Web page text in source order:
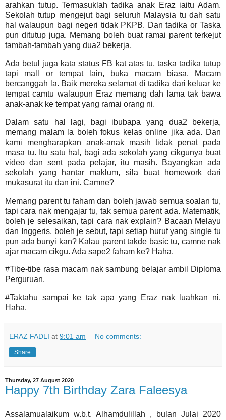
arahkan tutup. Termasuklah tadika anak Eraz iaitu Adam.
Sekolah tutup mengejut bagi seluruh Malaysia tu dah satu
hal walaupun bagi negeri tidak PKPB. Dan tadika or Taska
pun ditutup juga. Memang boleh buat ramai parent terkejut
tambah-tambah yang dua2 bekerja.
Ada betul juga kata status FB kat atas tu, taska tadika tutup
tapi mall or tempat lain, buka macam biasa. Macam
bercanggah la. Baik mereka selamat di tadika dari keluar ke
tempat camtu walaupun Eraz memang dah lama tak bawa
anak-anak ke tempat yang ramai orang ni.
Dalam satu hal lagi, bagi ibubapa yang dua2 bekerja,
memang malam la boleh fokus kelas online jika ada. Dan
kami mengharapkan anak-anak masih tidak penat pada
masa tu. Itu satu hal, bagi ada sekolah yang cikgunya buat
video dan sent pada pelajar, itu masih. Bayangkan ada
sekolah yang hantar maklum, sila buat homework dari
mukasurat itu dan ini. Camne?
Memang parent tu faham dan boleh jawab semua soalan tu,
tapi cara nak mengajar tu, tak semua parent ada. Matematik,
boleh je selesaikan, tapi cara nak explain? Bacaan Melayu
dan Inggeris, boleh je sebut, tapi setiap huruf yang single tu
pun ada bunyi kan? Kalau parent takde basic tu, camne nak
ajar macam cikgu. Ada sape2 faham ke? Haha.
#Tibe-tibe rasa macam nak sambung belajar ambil Diploma
Perguruan.
#Taktahu sampai ke tak apa yang Eraz nak luahkan ni.
Haha.
ERAZ FADLI at 9:01 am No comments:
Share
Thursday, 27 August 2020
Happy 7th Birthday Zara Faleesya
Assalamualaikum w.b.t. Alhamdulillah , bulan Julai 2020